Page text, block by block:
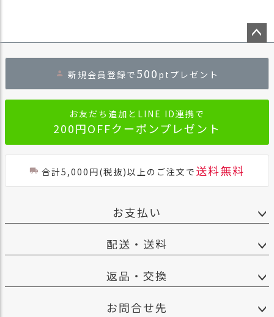
ジト
へ
新規会員登録で 500 ptプレゼント
お友だち追加とLINE ID連携で
200円OFFクーポンプレゼント
合計5,000円(税抜)以上のご注文で 送料無料
お支払い
配送・送料
返品・交換
お問合せ先